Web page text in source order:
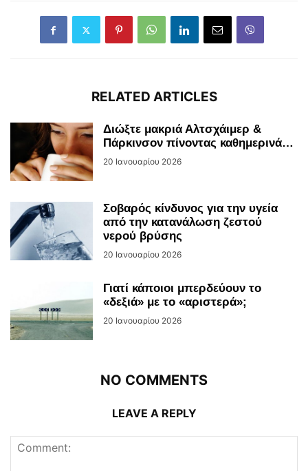
RELATED ARTICLES
Διώξτε μακριά Αλτσχάιμερ &
Πάρκινσον πίνοντας καθημερινά…
20 Ιανουαρίου 2026
Σοβαρός κίνδυνος για την υγεία
από την κατανάλωση ζεστού
νερού βρύσης
20 Ιανουαρίου 2026
Γιατί κάποιοι μπερδεύουν το
«δεξιά» με το «αριστερά»;
20 Ιανουαρίου 2026
NO COMMENTS
LEAVE A REPLY